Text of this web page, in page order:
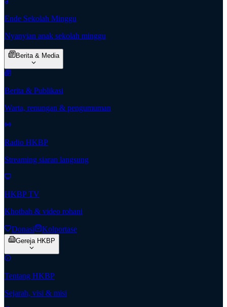
Ende Sekolah Minggu
Nyanyian anak sekolah minggu
Berita & Media
Berita & Publikasi
Warta, renungan & pengumuman
Radio HKBP
Streaming siaran langsung
HKBP TV
Khotbah & video rohani
Donasi Kolportase
Gereja HKBP
Tentang HKBP
Sejarah, visi & misi